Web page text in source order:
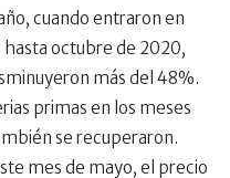
cuando entraron en
octubre de 2020,
más del 48%.
primas en los meses
se recuperaron.
mes de mayo, el precio